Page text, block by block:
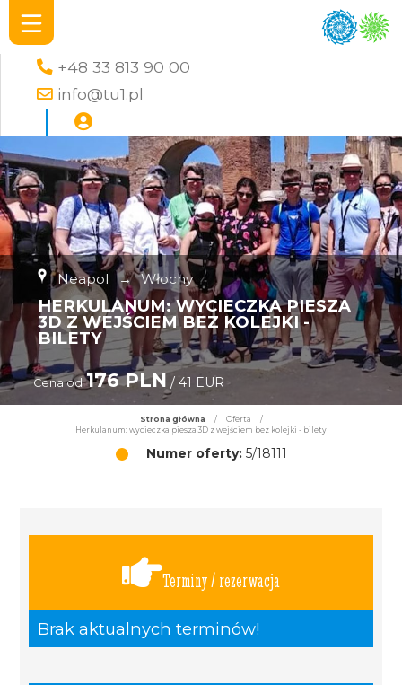
+48 33 813 90 00
info@tu1.pl
Neapol → Włochy
HERKULANUM: WYCIECZKA PIESZA
3D Z WEJŚCIEM BEZ KOLEJKI -
BILETY
Cena od 176 PLN/ 41 EUR
Strona główna / Oferta
/
Herkulanum: wycieczka piesza 3D z wejściem bez kolejki - bilety
Numer oferty:5/18111
Terminy / rezerwacja
Brak aktualnych terminów!